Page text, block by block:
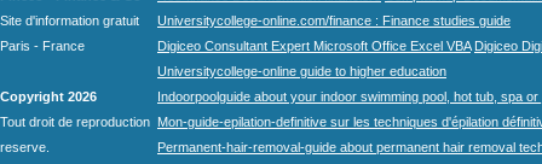
Site d'information gratuit
Paris - France
Copyright 2026
Tout droit de reproduction
reserve.
Universitycollege-online.com/finance : Finance studies guide
Digiceo Consultant Expert Microsoft Office Excel VBA Digiceo
Universitycollege-online guide to higher education
Indoorpoolguide about your indoor swimming pool, hot tub, spa
Mon-guide-epilation-definitive sur les techniques d'épilation
Permanent-hair-removal-guide about permanent hair removal